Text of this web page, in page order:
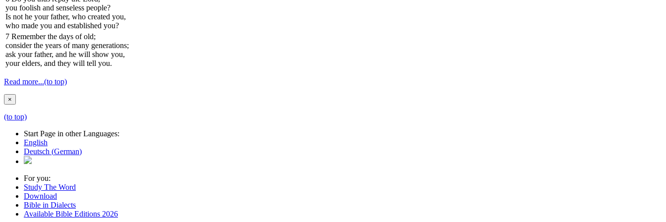
you foolish and senseless people?
Is not he your father, who created you,
who made you and established you?
7 Remember the days of old;
consider the years of many generations;
ask your father, and he will show you,
your elders, and they will tell you.
Read more...(to top)
×
(to top)
Start Page in other Languages:
English
Deutsch (German)
For you:
Study The Word
Download
Bible in Dialects
Available Bible Editions 2026